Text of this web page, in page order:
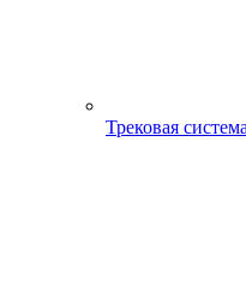
Трековая система